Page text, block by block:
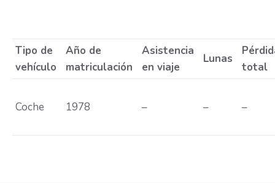
Tipo de
vehículo
Año de
matriculación
Asistencia
en viaje
Lunas
total
Coche 1978 – – –